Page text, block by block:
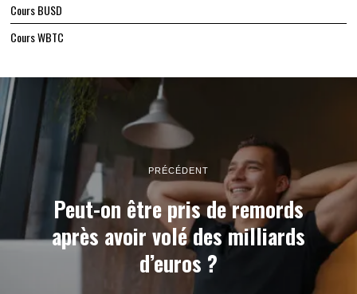
Cours BUSD
Cours WBTC
PRÉCÉDENT
Peut-on être pris de remords
après avoir volé des milliards
d’euros ?